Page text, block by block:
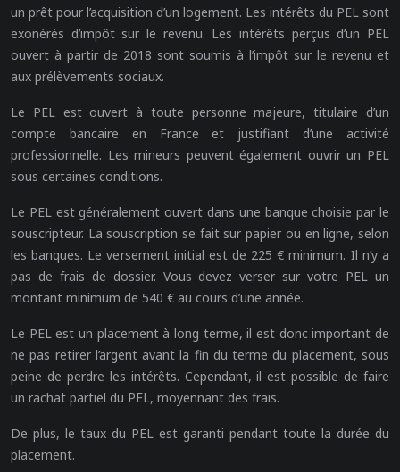
un prêt pour l’acquisition d’un logement. Les intérêts du PEL sont
exonérés d’impôt sur le revenu. Les intérêts perçus d’un PEL
ouvert à partir de 2018 sont soumis à l’impôt sur le revenu et
aux prélèvements sociaux.
Le PEL est ouvert à toute personne majeure, titulaire d’un
compte bancaire en France et justifiant d’une activité
professionnelle. Les mineurs peuvent également ouvrir un PEL
sous certaines conditions.
Le PEL est généralement ouvert dans une banque choisie par le
souscripteur. La souscription se fait sur papier ou en ligne, selon
les banques. Le versement initial est de 225 € minimum. Il n’y a
pas de frais de dossier. Vous devez verser sur votre PEL un
montant minimum de 540 € au cours d’une année.
Le PEL est un placement à long terme, il est donc important de
ne pas retirer l’argent avant la fin du terme du placement, sous
peine de perdre les intérêts. Cependant, il est possible de faire
un rachat partiel du PEL, moyennant des frais.
De plus, le taux du PEL est garanti pendant toute la durée du
placement.